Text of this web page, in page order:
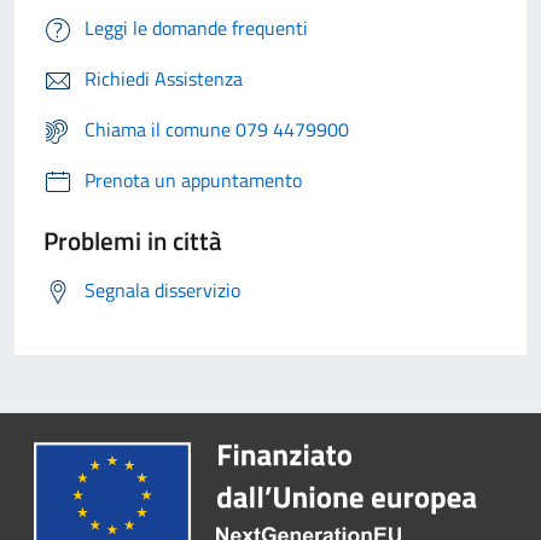
Leggi le domande frequenti
Richiedi Assistenza
Chiama il comune 079 4479900
Prenota un appuntamento
Problemi in città
Segnala disservizio